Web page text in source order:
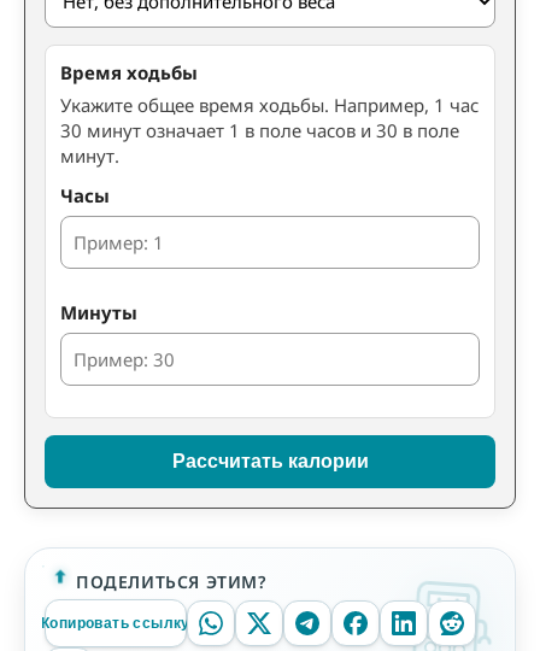
Время ходьбы
Укажите общее время ходьбы. Например, 1 час
30 минут означает 1 в поле часов и 30 в поле
минут.
Часы
Минуты
Рассчитать калории
ПОДЕЛИТЬСЯ ЭТИМ?
Копировать ссылку